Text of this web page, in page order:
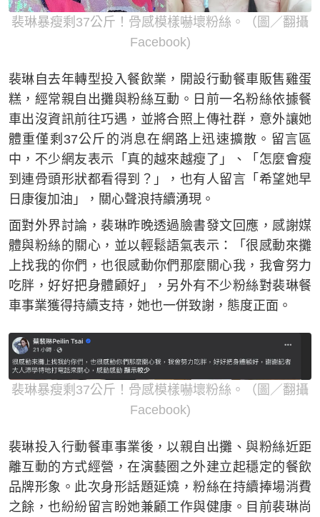
裴琳暴瘦剩37公斤！骨感模樣嚇壞粉絲。（圖／翻攝
Facebook)
裴琳自去年轉型投入餐飲業，開設行動餐車販售雞蛋
糕，經常親自出攤與粉絲互動。日前一名粉絲依據餐
車出沒資訊前往巧遇，並將合照上傳社群，意外讓她
體重僅剩37公斤的消息在網路上迅速擴散。留言區
中，不少網友表示「真的越來越瘦了」、「怎麼會瘦
到連骨頭形狀都看得到？」，也有人留言「希望她早
日康復加油」，關心聲浪持續湧現。
面對外界討論，裴琳昨晚透過臉書發文回應，感謝媒
體與粉絲的關心，並以輕鬆語氣表示：「很感動來攤
上找我的你們，也很感動你們那麼關心我，我會努力
吃胖，好好把身體顧好」，另外有不少粉絲對裴琳餐
車事業獲得持續支持，她也一併致謝，態度正面。
裴琳暴瘦剩37公斤！骨感模樣嚇壞粉絲。（圖／翻攝
Facebook)
裴琳投入行動餐車事業後，以親自出攤、與粉絲近距
離互動的方式經營，在演藝圈之外建立起穩定的餐飲
品牌形象。此次身形話題延燒，粉絲在持續捧場消費
之餘，也紛紛留言盼她兼顧工作與健康。目前裴琳尚